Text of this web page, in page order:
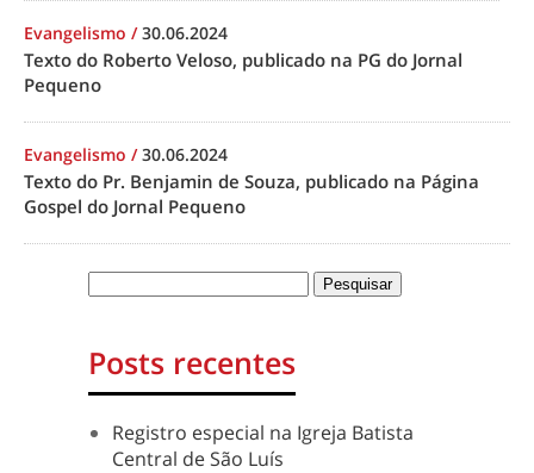
Evangelismo /30.06.2024
Texto do Roberto Veloso, publicado na PG do Jornal
Pequeno
Evangelismo /30.06.2024
Texto do Pr. Benjamin de Souza, publicado na Página
Gospel do Jornal Pequeno
Posts recentes
Registro especial na Igreja Batista
Central de São Luís